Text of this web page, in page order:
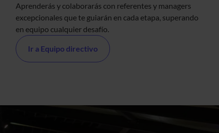
Aprenderás y colaborarás con referentes y managers
excepcionales que te guiarán en cada etapa, superando
en equipo cualquier desafío.
Ir a Equipo directivo